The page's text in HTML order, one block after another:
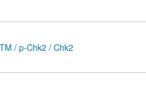
/ p-Chk2 / Chk2